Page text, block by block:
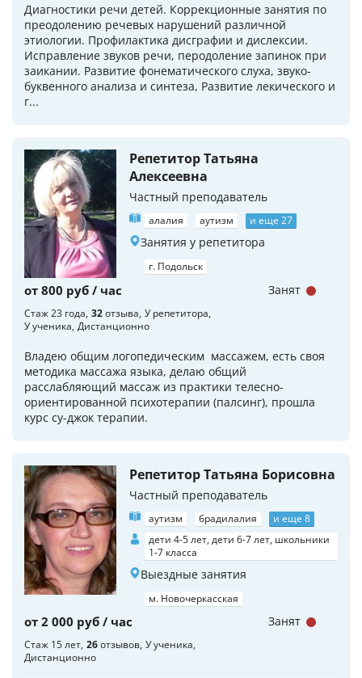
Диагностики речи детей. Коррекционные занятия по
преодолению речевых нарушений различной
этиологии. Профилактика дисграфии и дислексии.
Исправление звуков речи, перодоление запинок при
заикании. Развитие фонематического слуха, звуко-
буквенного анализа и синтеза, Развитие лекического и
г...
Репетитор Татьяна
Алексеевна
Частный преподаватель
алалия аутизм и еще 27
Занятия у репетитора
г. Подольск
от 800 руб / час
Стаж 23 года 32отзыва У репетитора
У ученика Дистанционно
Владею общим логопедическим массажем, есть своя
методика массажа языка, делаю общий
расслабляющий массаж из практики телесно-
ориентированной психотерапии (палсинг), прошла
курс су-джок терапии.
Занят
Репетитор Татьяна Борисовна
Частный преподаватель
аутизм брадилалия
и еще 8
дети 4-5 лет, дети 6-7 лет, школьники
1-7 класса
Выездные занятия
м. Новочеркасская
от 2 000 руб / час
Стаж 15 лет 26отзывов У ученика
Дистанционно
Занят